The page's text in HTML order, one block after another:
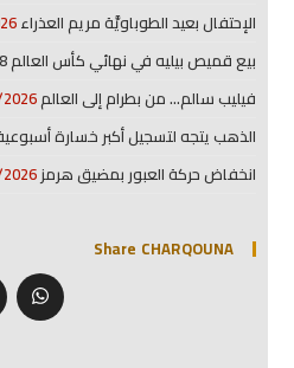
الإحتفال بعيد الطوباويَّة مريم العذراء
بيع قميص بيليه في نهائي كأس العالم 1958
فيليب سالم… من بطرام إلى العالم
الذهب يتجه لتسجيل أكبر خسارة
انخفاض حركة العبور بمضيق هرمز
Share CHARQOUNA